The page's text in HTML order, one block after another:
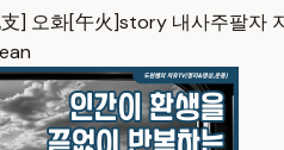
] 오화[午火]story 내사주팔자